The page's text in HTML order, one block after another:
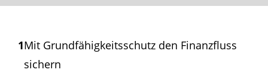
1Mit Grundfähigkeits­schutz den Finanzfluss
sichern